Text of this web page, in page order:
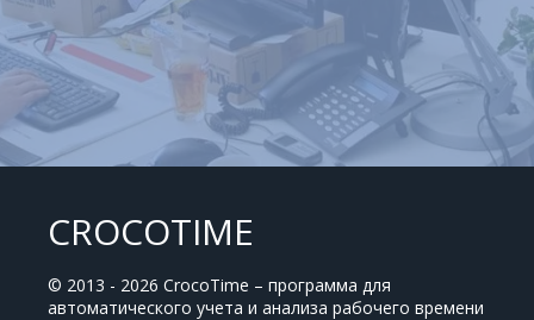
CROCOTIME
© 2013 - 2026 CrocoTime – программа для
автоматического учета и анализа рабочего времени